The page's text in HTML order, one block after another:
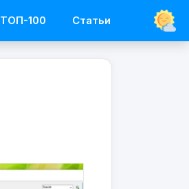
ТОП-100 Статьи